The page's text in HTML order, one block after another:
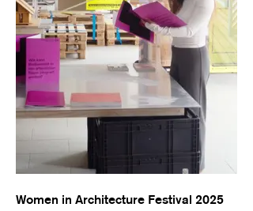
Women in Architecture Festival 2025